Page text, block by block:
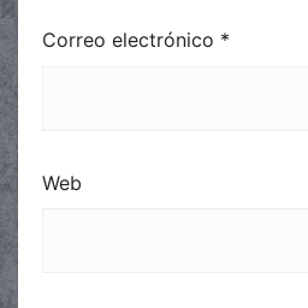
Correo electrónico *
Web